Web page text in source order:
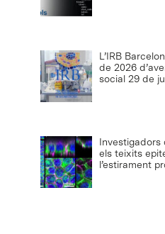
L’IRB
de 2026
social 29 de
Investigadors
els teixits
l’estirament